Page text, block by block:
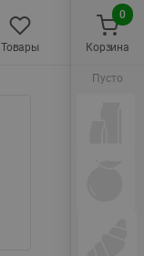
Товары Корзина
0
Пусто